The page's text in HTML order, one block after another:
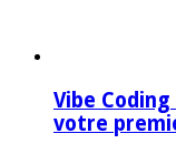
Vibe
votre